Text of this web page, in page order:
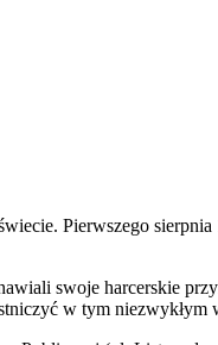
Pierwszego
swoje harcerskie
w tym niezwykłym